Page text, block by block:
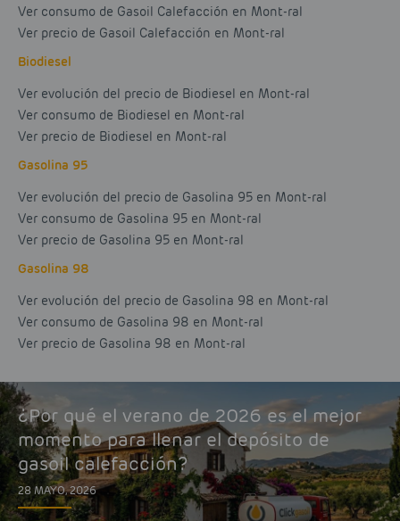
Ver consumo de Gasoil Calefacción en Mont-ral
Ver precio de Gasoil Calefacción en Mont-ral
Biodiesel
Ver evolución del precio de Biodiesel en Mont-ral
Ver consumo de Biodiesel en Mont-ral
Ver precio de Biodiesel en Mont-ral
Gasolina 95
Ver evolución del precio de Gasolina 95 en Mont-ral
Ver consumo de Gasolina 95 en Mont-ral
Ver precio de Gasolina 95 en Mont-ral
Gasolina 98
Ver evolución del precio de Gasolina 98 en Mont-ral
Ver consumo de Gasolina 98 en Mont-ral
Ver precio de Gasolina 98 en Mont-ral
¿Por qué el verano de 2026 es el mejor
momento para llenar el depósito de
gasoil calefacción?
28 MAYO, 2026